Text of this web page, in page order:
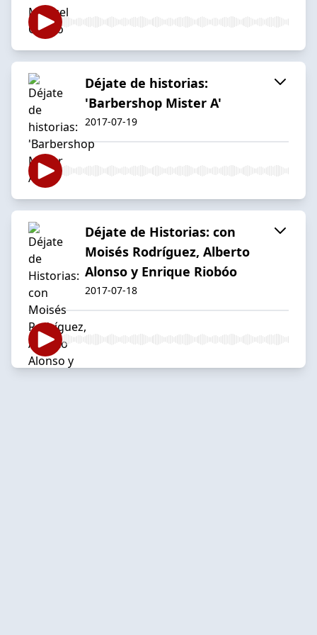
Déjate de historias:
'Barbershop Mister A'
2017-07-19
Déjate de Historias: con
Moisés Rodríguez, Alberto
Alonso y Enrique Riobóo
2017-07-18